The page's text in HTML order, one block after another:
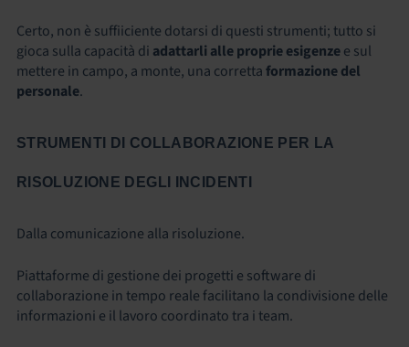
Certo, non è suffiiciente dotarsi di questi strumenti; tutto si
gioca sulla capacità di adattarli alle proprie esigenzee sul
mettere in campo, a monte, una correttaformazione del
personale.
STRUMENTI DI COLLABORAZIONE PER LA
RISOLUZIONE DEGLI INCIDENTI
Dalla comunicazione alla risoluzione.
Piattaforme di gestione dei progetti e software di
collaborazione in tempo reale facilitano la condivisione delle
informazioni e il lavoro coordinato tra i team.